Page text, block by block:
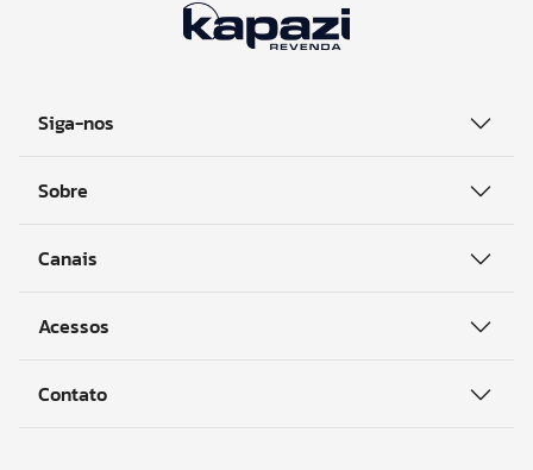
Siga-nos
Sobre
Canais
Acessos
Contato